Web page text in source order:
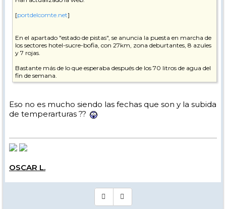
[portdelcomte.net]
En el apartado "estado de pistas", se anuncia la puesta en marcha de
los sectores hotel-sucre-bofia, con 27km, zona deburtantes, 8 azules
y 7 rojas.
Bastante más de lo que esperaba después de los 70 litros de agua del
fin de semana.
Eso no es mucho siendo las fechas que son y la subida
de temperarturas ??
OSCAR L.